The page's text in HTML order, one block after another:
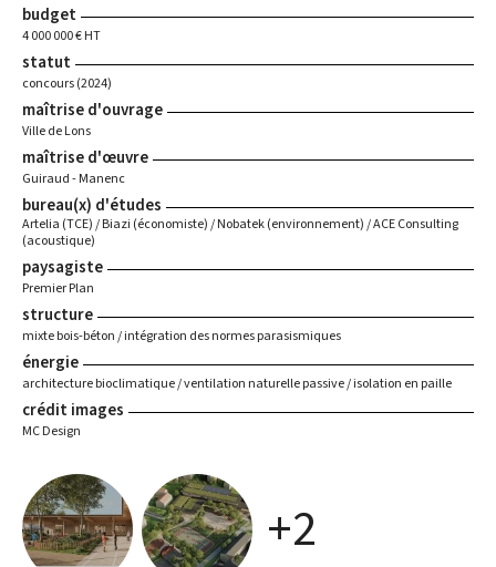
budget
4 000 000 € HT
statut
concours (2024)
maîtrise d'ouvrage
Ville de Lons
maîtrise d'œuvre
Guiraud - Manenc
bureau(x) d'études
Artelia (TCE) / Biazi (économiste) / Nobatek (environnement) / ACE Consulting
(acoustique)
paysagiste
Premier Plan
structure
mixte bois-béton / intégration des normes parasismiques
énergie
architecture bioclimatique / ventilation naturelle passive / isolation en paille
crédit images
MC Design
+2